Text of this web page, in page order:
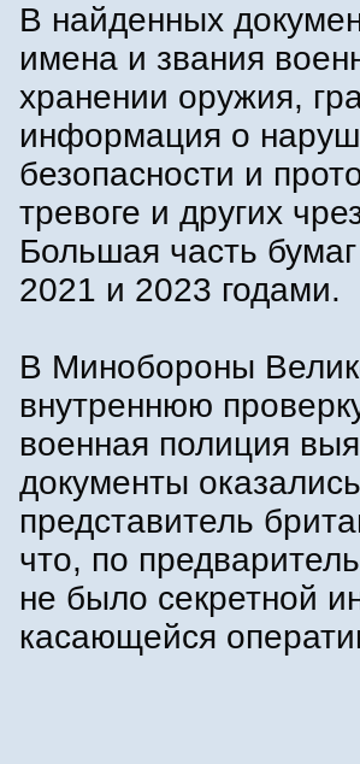
В найденных
имена и звания
хранении оружия,
информация о
безопасности и
тревоге и других
Большая часть
2021 и 2023 годами.
В Минобороны
внутреннюю
военная полиция
документы
представитель
что, по
не было секретной
касающейся